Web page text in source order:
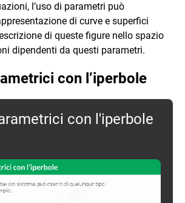
l’uso di parametri può
di curve e superfici
di queste figure nello spazio
dipendenti da questi parametri.
con l’iperbole
con l'iperbole